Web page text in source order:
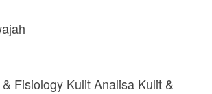
Fisiology Kulit Analisa Kulit &